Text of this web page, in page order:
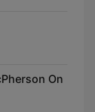
On